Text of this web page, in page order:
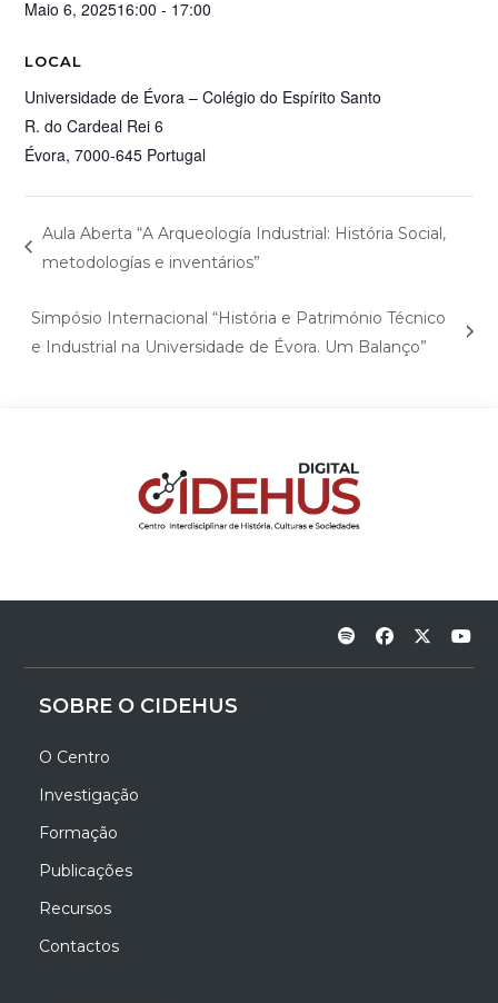
Maio 6, 202516:00 - 17:00
LOCAL
Universidade de Évora – Colégio do Espírito Santo
R. do Cardeal Rei 6
Évora, 7000-645 Portugal
Aula Aberta “A Arqueología Industrial: História Social,
metodologías e inventários”
Simpósio Internacional “História e Património Técnico
e Industrial na Universidade de Évora. Um Balanço”
SOBRE O CIDEHUS
O Centro
Investigação
Formação
Publicações
Recursos
Contactos